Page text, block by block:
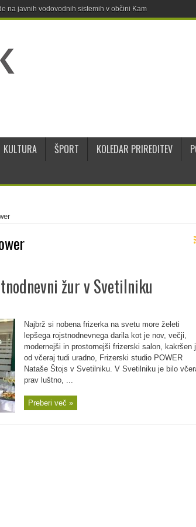
na javnih vodovodnih sistemih v občini Kamnik
KULTURA ŠPORT KOLEDAR PRIREDITEV
žur v Svetilniku
Najbrž si nobena frizerka na svetu more želeti
lepšega rojstnodnevnega darila kot je nov, večji,
modernejši in prostornejši frizerski salon, kakršen
od včeraj tudi uradno, Frizerski studio POWER
Nataše Štojs v Svetilniku. V Svetilniku je bilo
prav luštno, ...
Preberi več »